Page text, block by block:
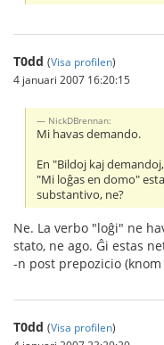
T0dd (Visa profilen)
4 januari 2007 16:20:15
NickDBrennan:
Mi havas demando.
En "Bildoj kaj
"Mi loĝas en domo"
substantivo, ne?
Ne. La verbo "loĝi" ne
stato, ne ago. Ĝi estas
-n post prepozicio
T0dd (Visa profilen)